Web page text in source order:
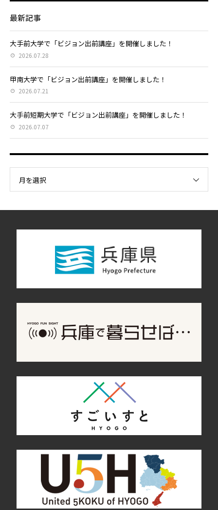
最新記事
大手前大学で「ビジョン出前講座」を開催しました！
2026.07.28
甲南大学で「ビジョン出前講座」を開催しました！
2026.07.21
大手前短期大学で「ビジョン出前講座」を開催しました！
2026.07.07
月を選択